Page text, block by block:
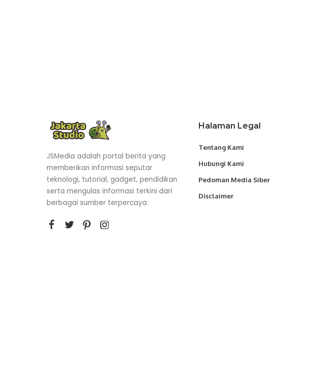
JSMedia adalah portal berita yang
memberikan informasi seputar
teknologi, tutorial, gadget, pendidikan
serta mengulas informasi terkini dari
berbagai sumber terpercaya.
Halaman Legal
Tentang Kami
Hubungi Kami
Pedoman Media Siber
Disclaimer